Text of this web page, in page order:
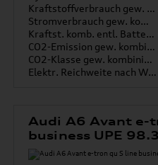
Kraftstoffverbrauch gew. kombiniert
Stromverbrauch gew. kombiniert
Kraftst. komb. entl. Batterie
CO2-Emission gew. kombiniert
CO2-Klasse gew. kombiniert
Elektr. Reichweite nach WLTP*
Audi A6 Avant e-
business UPE